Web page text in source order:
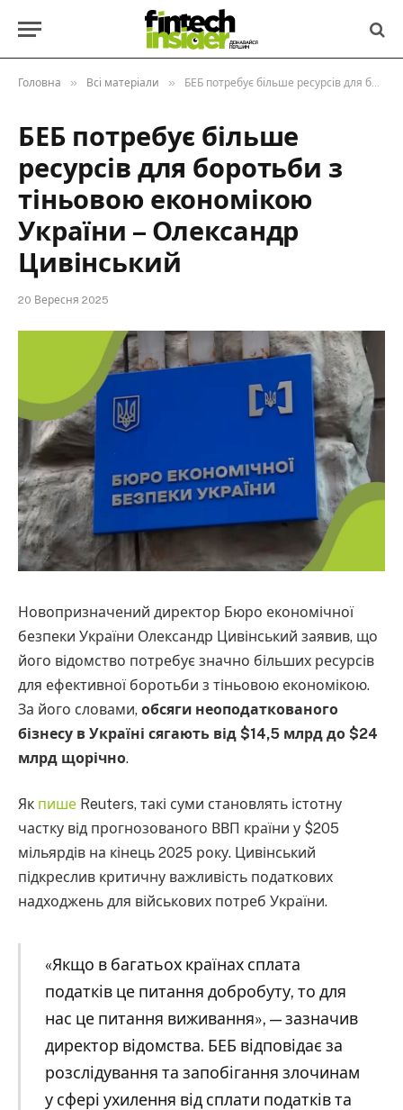
Головна » Всі матеріали » БЕБ потребує більше ресурсів для боротьби з тіньовою економікою України – Олександр Цивінський
БЕБ потребує більше
ресурсів для боротьби з
тіньовою економікою
України – Олександр
Цивінський
20 Вересня 2025
Новопризначений директор Бюро економічної
безпеки України Олександр Цивінський заявив, що
його відомство потребує значно більших ресурсів
для ефективної боротьби з тіньовою економікою.
За його словами, обсяги неоподаткованого
бізнесу в Україні сягають від $14,5 млрд до $24
млрд щорічно.
Як пише Reuters, такі суми становлять істотну
частку від прогнозованого ВВП країни у $205
мільярдів на кінець 2025 року. Цивінський
підкреслив критичну важливість податкових
надходжень для військових потреб України.
«Якщо в багатьох країнах сплата
податків це питання добробуту, то для
нас це питання виживання», — зазначив
директор відомства. БЕБ відповідає за
розслідування та запобігання злочинам
у сфері ухилення від сплати податків та